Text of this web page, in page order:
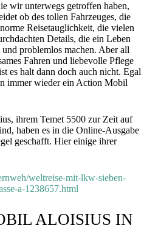
wir unterwegs getroffen haben,
ob des tollen Fahrzeuges, die
Reisetauglichkeit, die vielen
Details, die ein Leben
problemlos machen. Aber all
Fahren und liebevolle Pflege
es halt dann doch auch nicht. Egal
immer wieder ein Action Mobil
ihrem Temet 5500 zur Zeit auf
haben es in die Online-Ausgabe
geschafft. Hier einige ihrer
weltreise-mit-lkw-sieben-
a-1238657.html
ALOISIUS IN